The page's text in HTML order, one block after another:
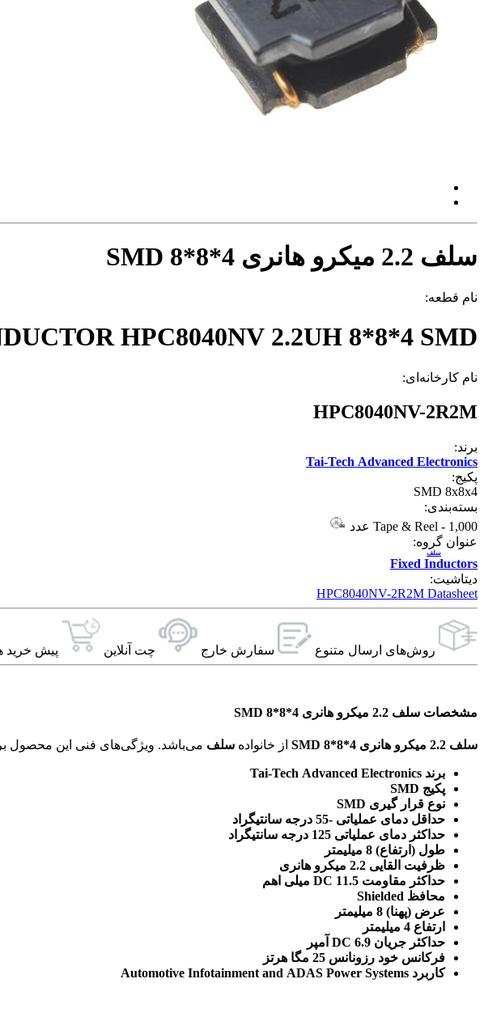
سلف 2.2 میکرو هانری SMD 8*8*4
نام قطعه:
HPC8040NV 2.2UH 8*8*4 SMD
نام کارخانه‌ای:
HPC8040NV-2R2M
برند:
Tai-Tech Advanced Electronics
پکیج:
SMD 8x8x4
بسته‌بندی:
Tape & Reel - 1,000 عدد
عنوان گروه:
Fixed Inductors
سلف
دیتاشیت:
HPC8040NV-2R2M Datasheet
روش‌های ارسال‌ متنوع سفارش خارج چت آنلاین پیش خرید
مشخصات سلف 2.2 میکرو هانری SMD 8*8*4
سلف 2.2 میکرو هانری SMD 8*8*4 از خانواده سلف
برند Tai-Tech Advanced Electronics
پکیج SMD
نوع قرار گیری SMD
حداقل دمای عملیاتی -55 درجه سانتیگراد
حداکثر دمای عملیاتی 125 درجه سانتیگراد
طول (ارتفاع) 8 میلیمتر
ظرفیت القایی 2.2 میکرو هانری
حداکثر مقاومت DC 11.5 میلی اهم
محافظ Shielded
عرض (پهنا) 8 میلیمتر
ارتفاع 4 میلیمتر
حداکثر جریان DC 6.9 آمپر
فرکانس خود رزونانس 25 مگا هرتز
کاربرد Automotive Infotainment and ADAS Power Systems